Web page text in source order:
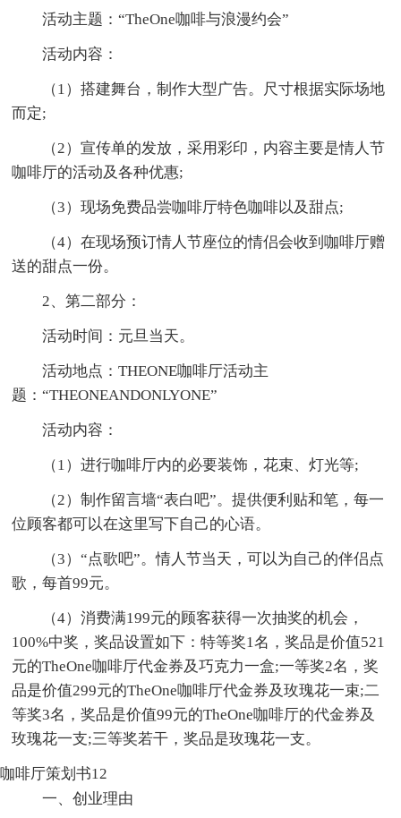
活动主题：“TheOne咖啡与浪漫约会”
活动内容：
（1）搭建舞台，制作大型广告。尺寸根据实际场地
而定;
（2）宣传单的发放，采用彩印，内容主要是情人节
咖啡厅的活动及各种优惠;
（3）现场免费品尝咖啡厅特色咖啡以及甜点;
（4）在现场预订情人节座位的情侣会收到咖啡厅赠
送的甜点一份。
2、第二部分：
活动时间：元旦当天。
活动地点：THEONE咖啡厅活动主
题：“THEONEANDONLYONE”
活动内容：
（1）进行咖啡厅内的必要装饰，花束、灯光等;
（2）制作留言墙“表白吧”。提供便利贴和笔，每一
位顾客都可以在这里写下自己的心语。
（3）“点歌吧”。情人节当天，可以为自己的伴侣点
歌，每首99元。
（4）消费满199元的顾客获得一次抽奖的机会，
100%中奖，奖品设置如下：特等奖1名，奖品是价值521
元的TheOne咖啡厅代金券及巧克力一盒;一等奖2名，奖
品是价值299元的TheOne咖啡厅代金券及玫瑰花一束;二
等奖3名，奖品是价值99元的TheOne咖啡厅的代金券及
玫瑰花一支;三等奖若干，奖品是玫瑰花一支。
咖啡厅策划书12
一、创业理由